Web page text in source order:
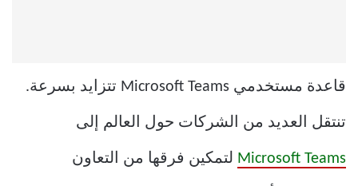
قاعدة مستخدمي Microsoft Teams تتزايد بسرعة.
تنتقل العديد من الشركات حول العالم إلى
Microsoft Teams لتمكين فرقها من التعاون